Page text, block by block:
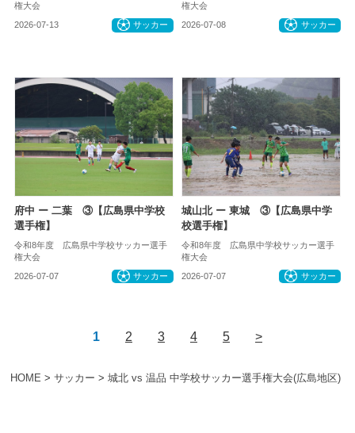
HOME > サッカー > 城北 vs 温品 中学校サッカー選手権大会(広島地区)
権大会
2026-07-13 サッカー
権大会
2026-07-08 サッカー
府中 ー 二葉 ③【広島県中学校
選手権】
令和8年度 広島県中学校サッカー選手
権大会
2026-07-07 サッカー
城山北 ー 東城 ③【広島県中学
校選手権】
令和8年度 広島県中学校サッカー選手
権大会
2026-07-07 サッカー
1 2 3 4 5 >